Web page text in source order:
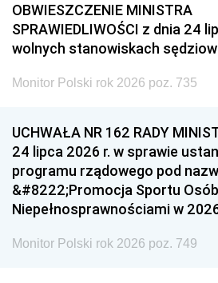
OBWIESZCZENIE MINISTRA
SPRAWIEDLIWOŚCI z dnia 24
wolnych stanowiskach
Monitor Polski rok 2026 poz. 735
UCHWAŁA NR 162 RADY
24 lipca 2026 r. w sprawie
programu rządowego pod
&#8222;Promocja Sportu
Niepełnosprawnościami w
Monitor Polski rok 2026 poz. 749